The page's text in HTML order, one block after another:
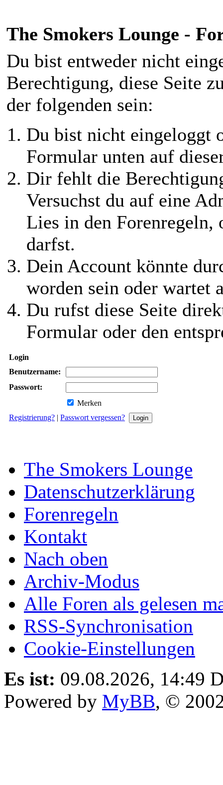
The Smokers Lounge -
Du bist entweder nicht
Berechtigung, diese Seite
der folgenden sein:
Du bist nicht eingeloggt
Formular unten auf
Dir fehlt die
Versuchst du auf eine
Lies in den Forenregeln,
darfst.
Dein Account könnte
worden sein oder wartet
Du rufst diese Seite
Formular oder den
Login
Benutzername:
Passwort:
Merken
Registrierung? | Passwort vergessen?
The Smokers Lounge
Datenschutzerklärung
Forenregeln
Kontakt
Nach oben
Archiv-Modus
Alle Foren als gelesen
RSS-Synchronisation
Cookie-Einstellungen
Es ist: 09.08.2026, 14:49
Powered by MyBB, ©